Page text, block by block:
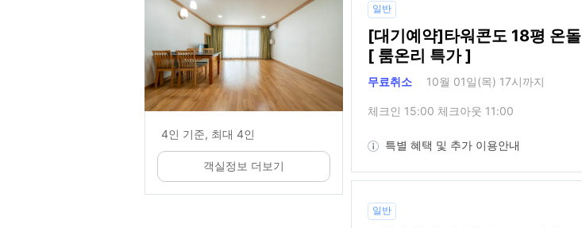
4인 기준, 최대 4인
객실정보 더보기
일반
[대기예약]타워콘도 18평 온돌
[ 룸온리 특가 ]
무료취소 10월 01일(목) 17시까지
체크인 15:00 체크아웃 11:00
특별 혜택 및 추가 이용안내
일반